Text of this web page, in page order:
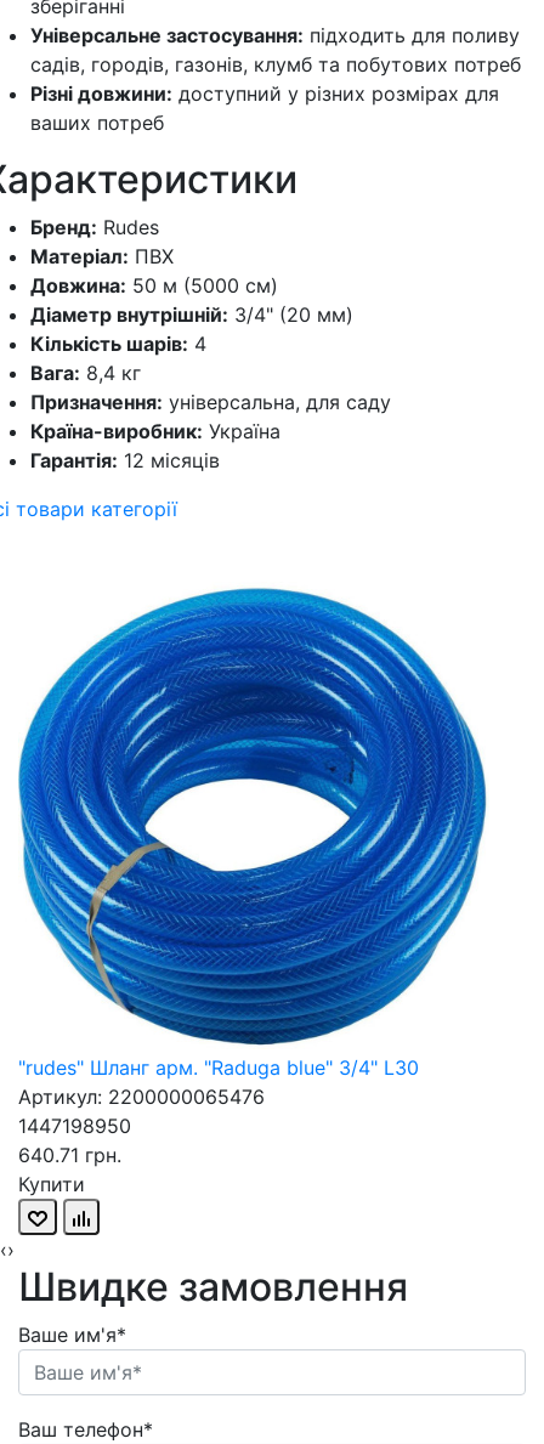
зберіганні
Універсальне застосування: підходить для поливу
садів, городів, газонів, клумб та побутових потреб
Різні довжини: доступний у різних розмірах для
ваших потреб
Бренд: Rudes
Матеріал: ПВХ
Довжина: 50 м (5000 см)
Діаметр внутрішній: 3/4" (20 мм)
Кількість шарів: 4
Вага: 8,4 кг
Призначення: універсальна, для саду
Країна-виробник: Україна
Гарантія: 12 місяців
товари категорії
"rudes" Шланг арм. "Raduga blue" 3/4" L30
Артикул: 2200000065476
1447198950
640.71 грн.
Купити
‹›
Швидке замовлення
Ваше им'я*
Ваш телефон*